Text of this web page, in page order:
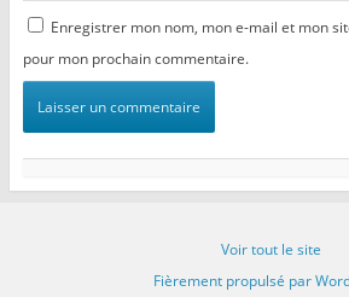
Enregistrer mon nom, mon e-mail et mon
pour mon prochain commentaire.
Voir tout le site
Fièrement propulsé par